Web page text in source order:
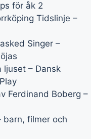
för åk 2
Tidslinje –
Singer –
ljuset – Dansk
Ferdinand Boberg –
barn, filmer och